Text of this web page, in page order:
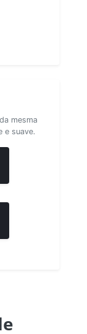
mesma
e suave.